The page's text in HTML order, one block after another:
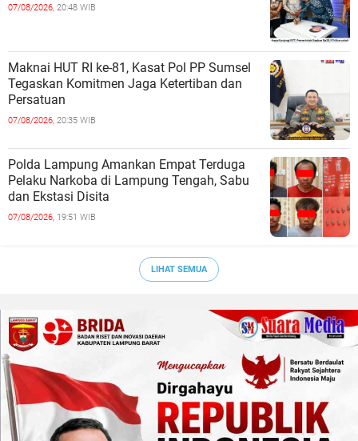
07/08/2026, 20:48 WIB
Maknai HUT RI ke-81, Kasat Pol PP Sumsel
Tegaskan Komitmen Jaga Ketertiban dan
Persatuan
07/08/2026, 20:35 WIB
Polda Lampung Amankan Empat Terduga
Pelaku Narkoba di Lampung Tengah, Sabu
dan Ekstasi Disita
07/08/2026, 19:51 WIB
LIHAT SEMUA